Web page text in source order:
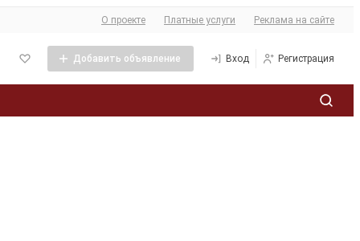
О сайте
О проекте Платные услуги Реклама на сайте
Добавить объявление Вход Регистрация